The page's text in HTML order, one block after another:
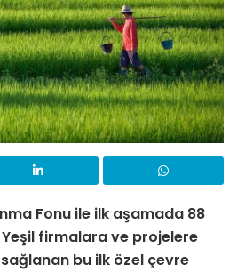
Fonu ile ilk aşamada 88
firmalara ve projelere
bu ilk özel çevre